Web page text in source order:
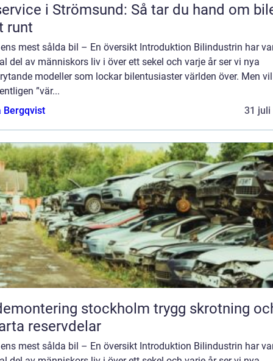
i Strömsund: Så tar du hand om
runt
mest sålda bil – En översikt Introduktion Bilindustrin har
del av människors liv i över ett sekel och varje år ser vi nya
modeller som lockar bilentusiaster världen över. Men
”vär...
Bergqvist
31 juli
stockholm trygg skrotning och
reservdelar
mest sålda bil – En översikt Introduktion Bilindustrin har